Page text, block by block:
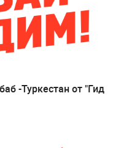
-Туркестан от "Гид